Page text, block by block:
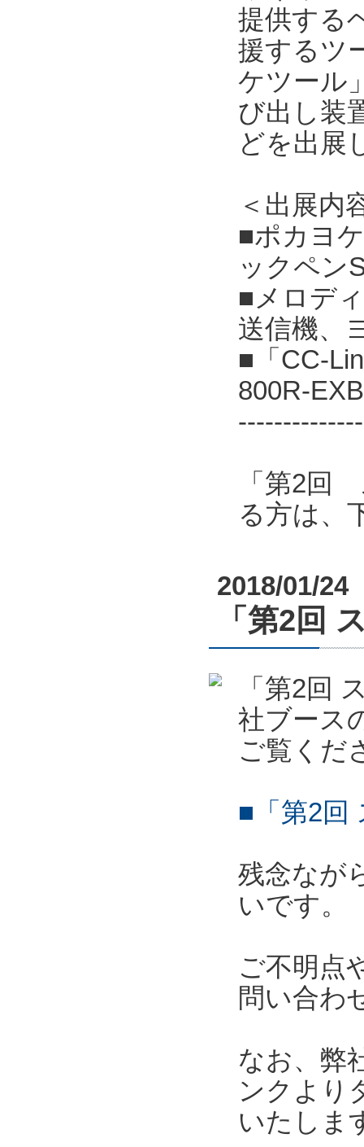
提供する
援するツ
ケツール
び出し装
どを出展
＜出展内
■ポカヨ
ックペン
■メロデ
送信機、
■「CC-
800R-
「第2回
る方は、
2018/01/24
「第2回
「第2回
社ブース
ご覧くだ
■「第2回
残念なが
いです。
ご不明点
問い合わ
なお、弊
ンクより
いたしま